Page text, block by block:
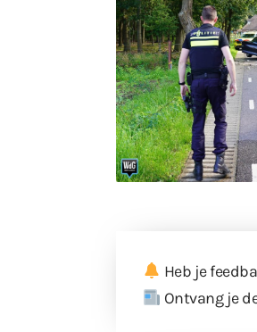
Heb je
Ontvang je